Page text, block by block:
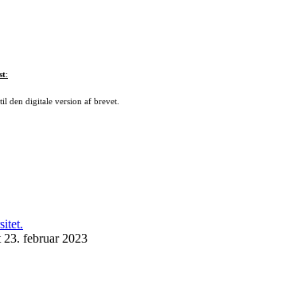
:
den digitale version af brevet.
23. februar 2023